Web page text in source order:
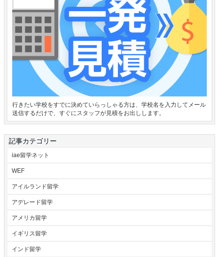
行きたい学校をすでに決めていらっしゃる方は、学校名を入力してメール
送信するだけで、すぐにスタッフが見積をお出しします。
記事カテゴリー
iae留学ネット
WEF
アイルランド留学
アデレード留学
アメリカ留学
イギリス留学
インド留学